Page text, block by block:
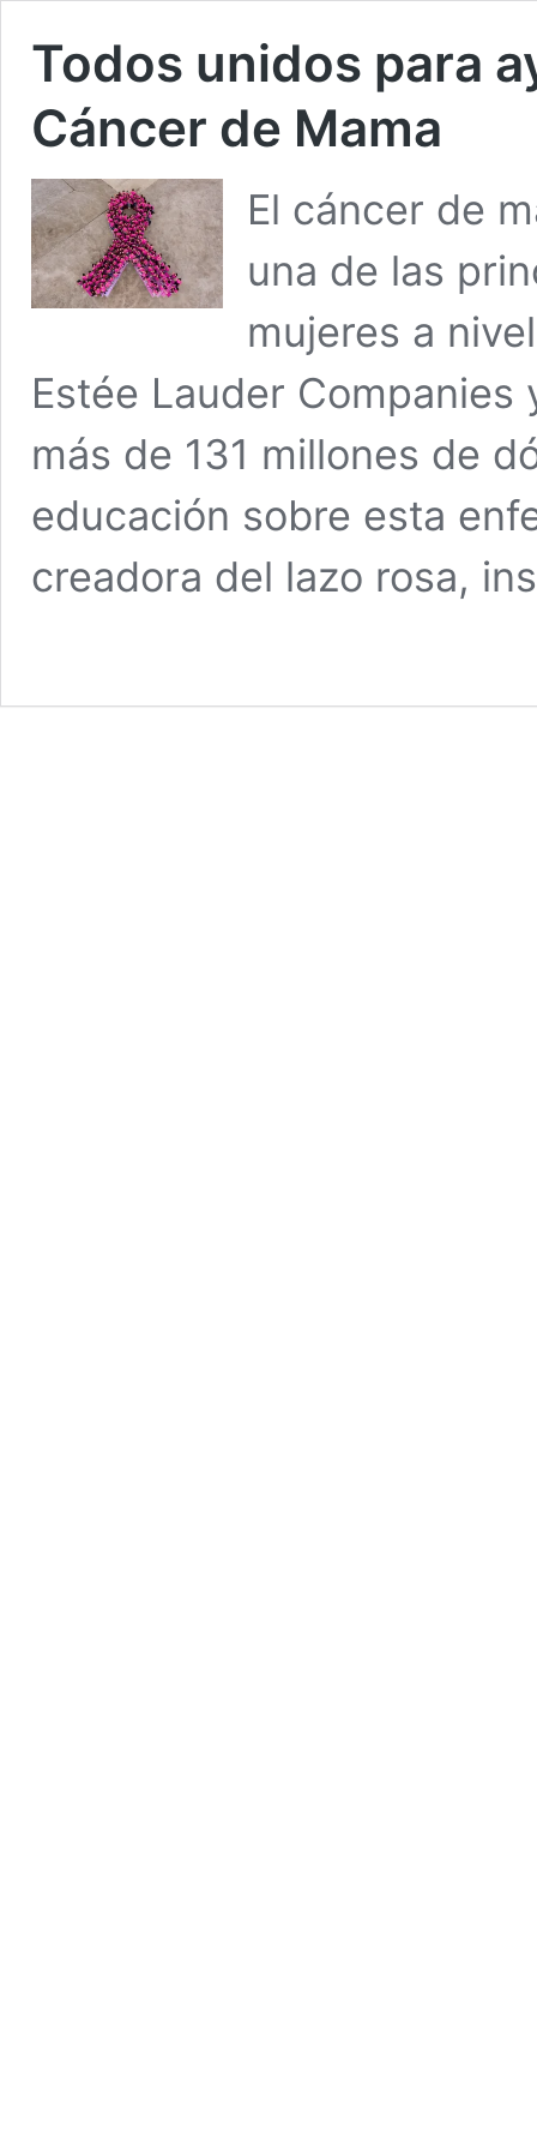
Todos unidos para
Cáncer de Mama
El cáncer de
una de las
mujeres a
Estée Lauder
más de 131 millones de
educación sobre esta
creadora del lazo rosa,